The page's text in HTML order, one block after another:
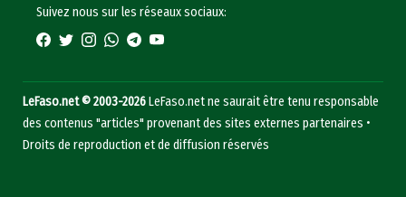
Suivez nous sur les réseaux sociaux:
LeFaso.net © 2003-2026LeFaso.net ne saurait être tenu responsable
des contenus "articles" provenant des sites externes partenaires •
Droits de reproduction et de diffusion réservés